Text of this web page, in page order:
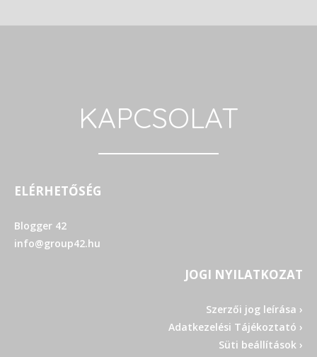
KAPCSOLAT
ELÉRHETŐSÉG
Blogger 42
info@group42.hu
JOGI NYILATKOZAT
Szerzői jog leírása ›
Adatkezelési Tájékoztató ›
Süti beállítások ›